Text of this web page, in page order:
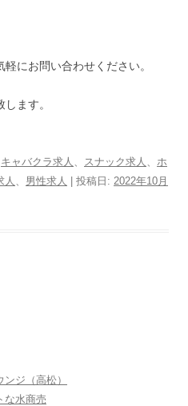
軽にお問い合わせください。
ます。
キャバクラ求人 スナック求人
ホ
人 男性求人 | 投稿日: 2022年10月
ジ（高松）
な水商売